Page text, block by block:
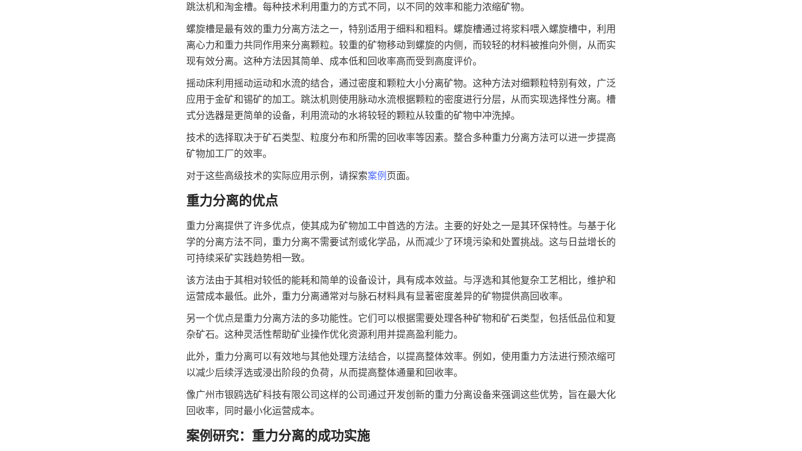
跳汰机和淘金槽。每种技术利用重力的方式不同，以不同的效率和能力浓缩矿物。
螺旋槽是最有效的重力分离方法之一，特别适用于细料和粗料。螺旋槽通过将浆料喂入螺旋槽中，利用
离心力和重力共同作用来分离颗粒。较重的矿物移动到螺旋的内侧，而较轻的材料被推向外侧，从而实
现有效分离。这种方法因其简单、成本低和回收率高而受到高度评价。
摇动床利用摇动运动和水流的结合，通过密度和颗粒大小分离矿物。这种方法对细颗粒特别有效，广泛
应用于金矿和锡矿的加工。跳汰机则使用脉动水流根据颗粒的密度进行分层，从而实现选择性分离。槽
式分选器是更简单的设备，利用流动的水将较轻的颗粒从较重的矿物中冲洗掉。
技术的选择取决于矿石类型、粒度分布和所需的回收率等因素。整合多种重力分离方法可以进一步提高
矿物加工厂的效率。
对于这些高级技术的实际应用示例，请探索案例 页面。
重力分离的优点
重力分离提供了许多优点，使其成为矿物加工中首选的方法。主要的好处之一是其环保特性。与基于化
学的分离方法不同，重力分离不需要试剂或化学品，从而减少了环境污染和处置挑战。这与日益增长的
可持续采矿实践趋势相一致。
该方法由于其相对较低的能耗和简单的设备设计，具有成本效益。与浮选和其他复杂工艺相比，维护和
运营成本最低。此外，重力分离通常对与脉石材料具有显著密度差异的矿物提供高回收率。
另一个优点是重力分离方法的多功能性。它们可以根据需要处理各种矿物和矿石类型，包括低品位和复
杂矿石。这种灵活性帮助矿业操作优化资源利用并提高盈利能力。
此外，重力分离可以有效地与其他处理方法结合，以提高整体效率。例如，使用重力方法进行预浓缩可
以减少后续浮选或浸出阶段的负荷，从而提高整体通量和回收率。
像广州市银鸥选矿科技有限公司这样的公司通过开发创新的重力分离设备来强调这些优势，旨在最大化
回收率，同时最小化运营成本。
案例研究：重力分离的成功实施